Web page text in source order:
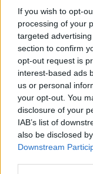
If you wish to opt-
processing of your
targeted
section to confirm
opt-out request is
interest-based ads
us or personal
your opt-out. You
disclosure of your
IAB’s list of
also be disclosed
Downstream
Hegyi
Barnabás
Hogy viszonyulsz
egy feladat volt,
Vivaldi
egyáltalán nem
foglalkozni vele.
Feladat is volt
Vivaldit. Igazán
ezt